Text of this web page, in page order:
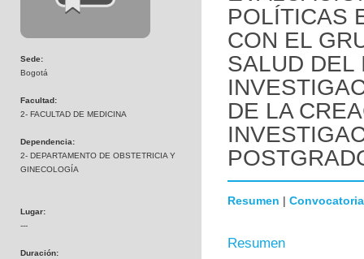
Sede:
Bogotá
Facultad:
2- FACULTAD DE MEDICINA
Dependencia:
2- DEPARTAMENTO DE OBSTETRICIA Y
GINECOLOGÍA
Lugar:
---
Duración:
POLÍTICAS
CON EL
SALUD DEL
DE LA
Resumen | Convocatoria
Resumen